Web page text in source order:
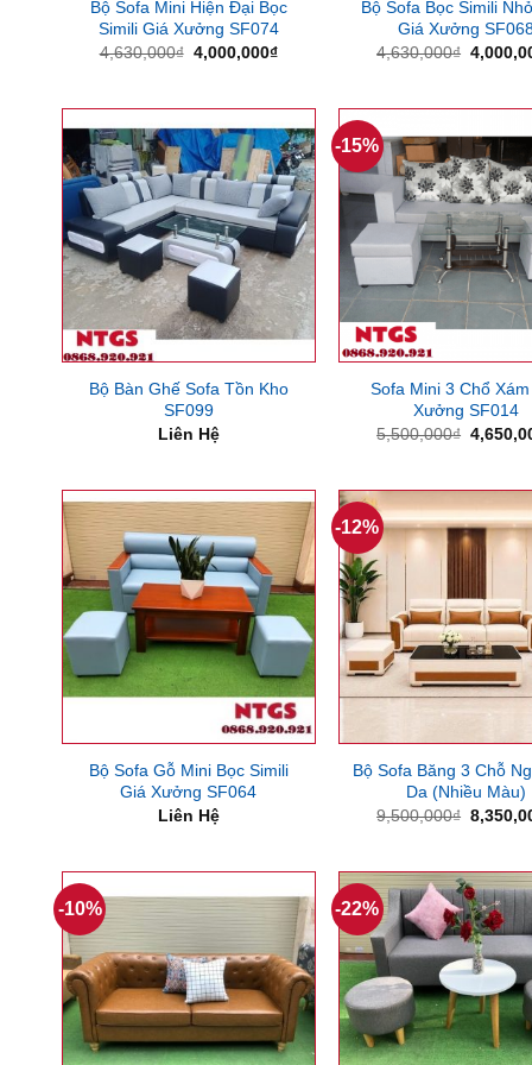
Bộ Sofa Mini Hiện Đại Bọc
Simili Giá Xưởng SF074
4,630,000₫ Giá
4,000,000₫Giá
4,000,000₫.
Bộ Sofa Bọc Simili
Giá Xưởng
4,630,000₫ Giá
Bộ Bàn Ghế Sofa Tồn Kho
SF099
Liên Hệ
-15%
Sofa Mini 3 Chổ
Xưởng SF014
5,500,000₫ Giá
Bộ Sofa Gỗ Mini Bọc Simili
Giá Xưởng SF064
Liên Hệ
-12%
Bộ Sofa Băng 3 Chỗ
Da (Nhiều Màu)
9,500,000₫ Giá
-10% -22%